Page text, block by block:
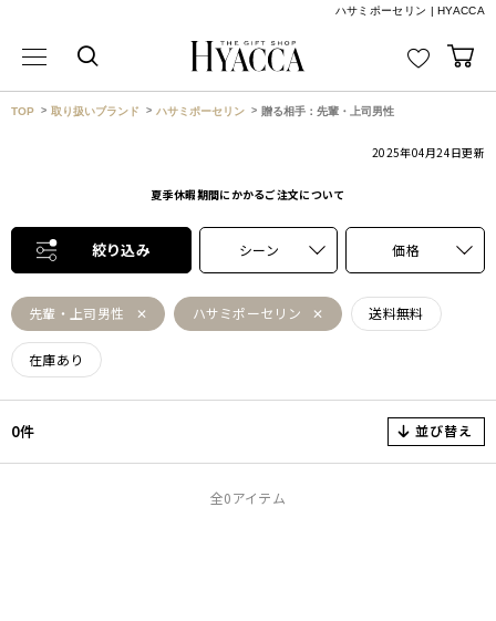
ハサミポーセリン | HYACCA
TOP 取り扱いブランド ハサミポーセリン 贈る相手：先輩・上司男性
2025年04月24日更新
夏季休暇期間にかかるご注文について
絞り込み シーン 価格
先輩・上司男性 ハサミポーセリン 送料無料
在庫あり
0件 並び替え
全0アイテム